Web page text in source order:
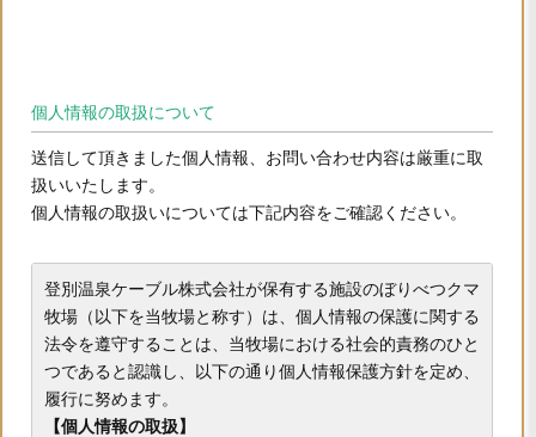
個人情報の取扱について
送信して頂きました個人情報、お問い合わせ内容は厳重に取
扱いいたします。
個人情報の取扱いについては下記内容をご確認ください。
登別温泉ケーブル株式会社が保有する施設のぼりべつクマ
牧場（以下を当牧場と称す）は、個人情報の保護に関する
法令を遵守することは、当牧場における社会的責務のひと
つであると認識し、以下の通り個人情報保護方針を定め、
履行に努めます。
【個人情報の取扱】